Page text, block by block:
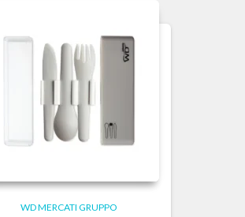
WD MERCATI GRUPPO